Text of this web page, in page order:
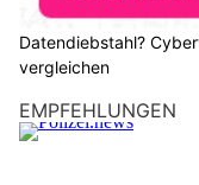
Datendiebstahl?
vergleichen
EMPFEHLUNGEN